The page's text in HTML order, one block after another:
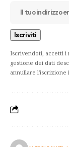
Iscrivendoti, accetti i
gestione dei dati
annullare l'iscrizione